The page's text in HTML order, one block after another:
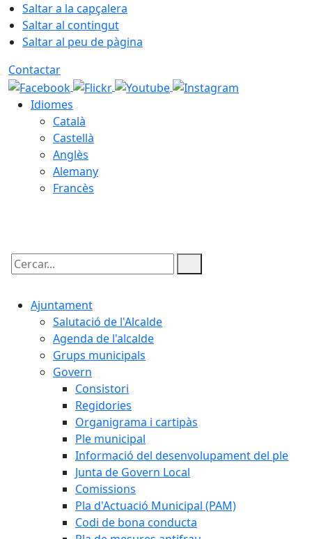
Saltar a la capçalera
Saltar al contingut
Saltar al peu de pàgina
Contactar
Idiomes
Català
Castellà
Anglès
Alemany
Francès
Cercar:
Ajuntament
Salutació de l'Alcalde
Agenda de l'alcalde
Grups municipals
Govern
Consistori
Regidories
Organigrama i cartipàs
Ple municipal
Informació del desenvolupament del ple
Junta de Govern Local
Comissions
Pla d'Actuació Municipal (PAM)
Codi de bona conducta